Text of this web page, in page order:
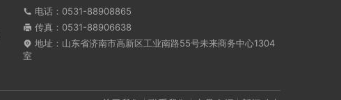
电话：0531-88908865
传真：0531-88906638
地址：山东省济南市高新区工业南路55号未来商务中心1304
室